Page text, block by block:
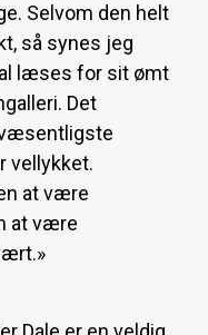
Selvom den helt
så synes jeg
læses for sit ømt
Det
vellykket.
at være
at være